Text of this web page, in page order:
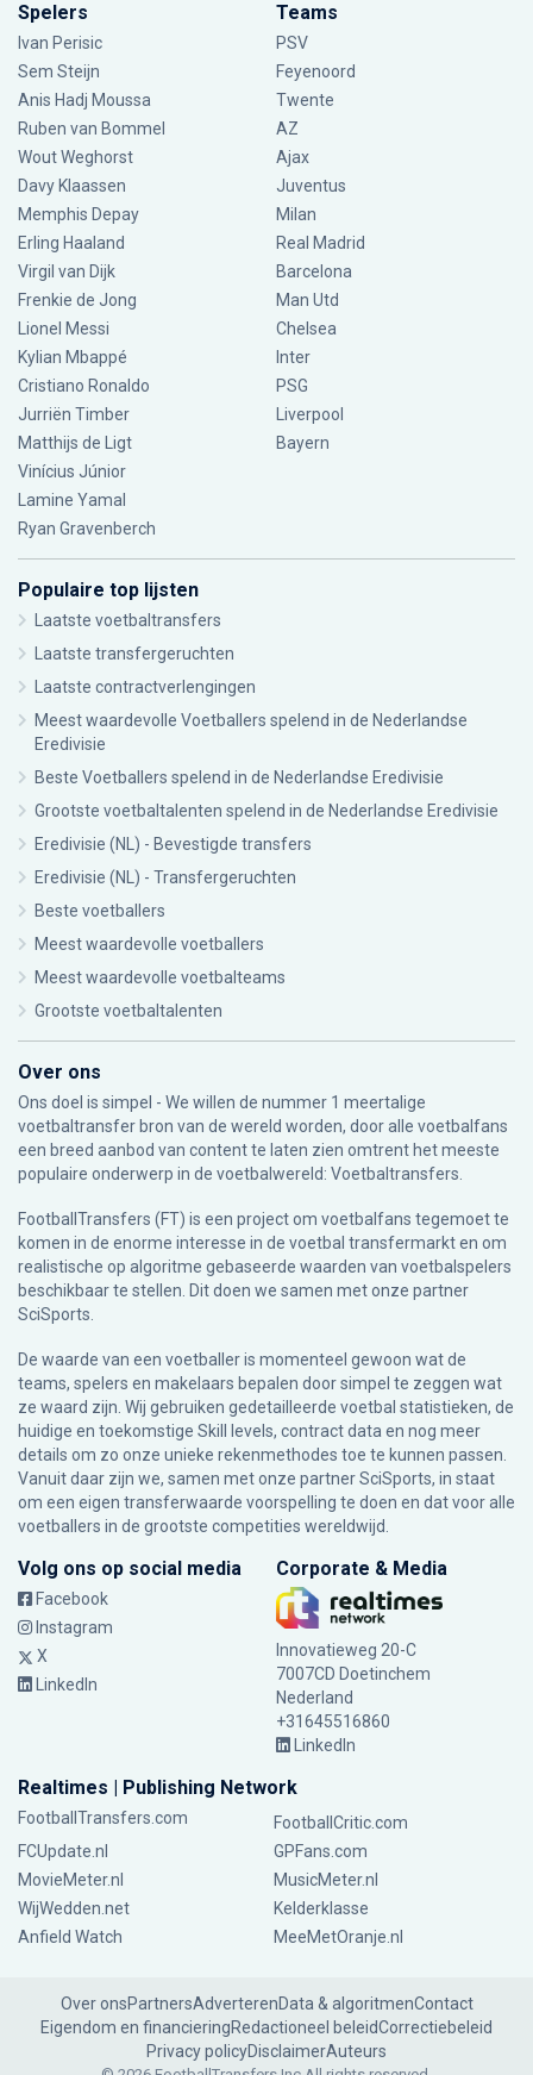
Spelers
Ivan Perisic
Sem Steijn
Anis Hadj Moussa
Ruben van Bommel
Wout Weghorst
Davy Klaassen
Memphis Depay
Erling Haaland
Virgil van Dijk
Frenkie de Jong
Lionel Messi
Kylian Mbappé
Cristiano Ronaldo
Jurriën Timber
Matthijs de Ligt
Vinícius Júnior
Lamine Yamal
Ryan Gravenberch
Teams
PSV
Feyenoord
Twente
AZ
Ajax
Juventus
Milan
Real Madrid
Barcelona
Man Utd
Chelsea
Inter
PSG
Liverpool
Bayern
Populaire top lijsten
Laatste voetbaltransfers
Laatste transfergeruchten
Laatste contractverlengingen
Meest waardevolle Voetballers spelend in de Nederlandse
Eredivisie
Beste Voetballers spelend in de Nederlandse Eredivisie
Grootste voetbaltalenten spelend in de Nederlandse Eredivisie
Eredivisie (NL) - Bevestigde transfers
Eredivisie (NL) - Transfergeruchten
Beste voetballers
Meest waardevolle voetballers
Meest waardevolle voetbalteams
Grootste voetbaltalenten
Over ons
Ons doel is simpel - We willen de nummer 1 meertalige
voetbaltransfer bron van de wereld worden, door alle voetbalfans
een breed aanbod van content te laten zien omtrent het meeste
populaire onderwerp in de voetbalwereld: Voetbaltransfers.
FootballTransfers (FT) is een project om voetbalfans tegemoet te
komen in de enorme interesse in de voetbal transfermarkt en om
realistische op algoritme gebaseerde waarden van voetbalspelers
beschikbaar te stellen. Dit doen we samen met onze partner
SciSports
De waarde van een voetballer is momenteel gewoon wat de
teams, spelers en makelaars bepalen door simpel te zeggen wat
ze waard zijn. Wij gebruiken gedetailleerde voetbal statistieken, de
huidige en toekomstige Skill levels, contract data en nog meer
details om zo onze unieke rekenmethodes toe te kunnen passen.
Vanuit daar zijn we, samen met onze partner SciSports, in staat
om een eigen transferwaarde voorspelling te doen en dat voor alle
voetballers in de grootste competities wereldwijd.
Volg ons op social media
Facebook
Instagram
X
LinkedIn
Corporate & Media
Innovatieweg 20-C
7007CD Doetinchem
Nederland
+31645516860
LinkedIn
Realtimes | Publishing Network
FootballTransfers.com
FootballCritic.com
FCUpdate.nl
GPFans.com
MovieMeter.nl
MusicMeter.nl
WijWedden.net
Kelderklasse
Anfield Watch
MeeMetOranje.nl
Over onsPartnersAdverterenData & algoritmenContact
Eigendom en financieringRedactioneel beleidCorrectiebeleid
Privacy policyDisclaimerAuteurs